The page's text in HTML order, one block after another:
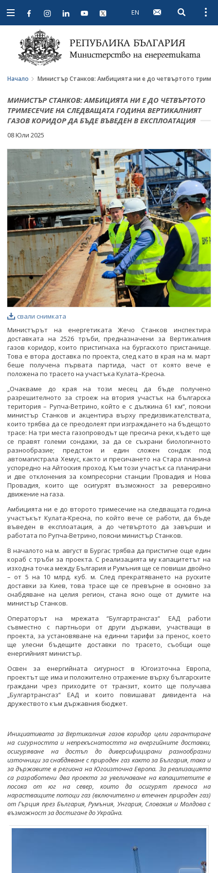
Open
navigation
EN Open
Начало Министър Станков: Амбицията ни е до четвъртото
МИНИСТЪР СТАНКОВ: АМБИЦИЯТА НИ Е ДО ЧЕТВЪРТОТО
ТРИМЕСЕЧИЕ НА СЛЕДВАЩАТА ГОДИНА ВЕРТИКАЛНИЯТ
ГАЗОВ КОРИДОР ДА БЪДЕ ВЪВЕДЕН В ЕКСПЛОАТАЦИЯ
08 Юли 2025
свали снимката
Министърът на енергетиката Жечо Станков инспектира
доставката на 2526 тръби, предназначени за Вертикалния
газов коридор, които пристигнаха на бургаското пристанище.
Това е втора доставка по проекта, след като в края на м. март
беше получена първата партида, част от която вече е
положена по трасето на участъка Кулата–Кресна.
„Очакваме до края на този месец да бъде получено
разрешителното за строеж на втория участък на българска
територия – Рупча-Ветрино, който е с дължина 61 км“, поясни
министър Станков и акцентира върху предизвикателствата,
които трябва да се преодолеят при изграждането на бъдещото
трасе: На три места газопроводът ще пресича реки, където ще
се правят големи сондажи, за да се съхрани биологичното
разнообразие; предстои и един сложен сондаж под
автомагистрала Хемус, както и пресичането на Стара планина
успоредно на Айтоския проход. Към този участък са планирани
и две отклонения за компресорни станции Провадия и Нова
Провадия, които ще осигурят възможност за реверсивно
движение на газа.
Амбицията ни е до второто тримесечие на следващата година
участъкът Кулата-Кресна, по който вече се работи, да бъде
въведен в експлоатация, а до четвъртото да завърши и
работата по Рупча-Ветрино, поясни министър Станков.
В началото на м. август в Бургас трябва да пристигне още един
кораб с тръби за проекта. С реализацията му капацитетът на
изходна точка между България и Румъния ще се повиши двойно
– от 5 на 10 млрд. куб. м. След прекратяването на руските
доставки за Киев, това трасе ще се превърне в основно за
снабдяване на целия регион, стана ясно още от думите на
министър Станков.
Операторът на мрежата “Булгартрансгаз“ ЕАД работи
съвместно с партньори от други държави, участващи в
проекта, за установяване на единни тарифи за пренос, което
ще улесни бъдещите доставки по трасето, съобщи още
енергийният министър.
Освен за енергийната сигурност в Югоизточна Европа,
проектът ще има и положително отражение върху българските
граждани чрез приходите от транзит, които ще получава
„Булгартрансгаз“ ЕАД и които повишават дивидента на
дружеството към държавния бюджет.
Инициативата за Вертикалния газов коридор цели гарантиране
на сигурността и непрекъснатостта на енергийните доставки,
осигуряване на достъп до диверсифицирани разнообразни
източници за снабдяване с природен газ както за България, така и
за държавите в региона на Югоизточна Европа. За реализацията
са разработени два проекта за увеличаване на капацитетите в
посока от юг на север, които да осигурят преноса на
нарастващите потоци газ (включително и втечнен природен газ)
от Гърция през България, Румъния, Унгария, Словакия и Молдова с
възможност за достигане до Украйна.